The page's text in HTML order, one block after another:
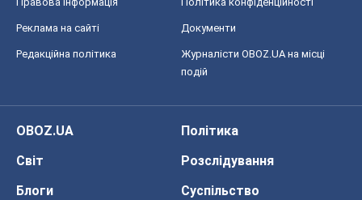
Реклама на сайті Документи
Редакційна політика
Журналісти OBOZ.UA на місці
подій
OBOZ.UA
Політика
Світ
Розслідування
Блоги
Суспільство